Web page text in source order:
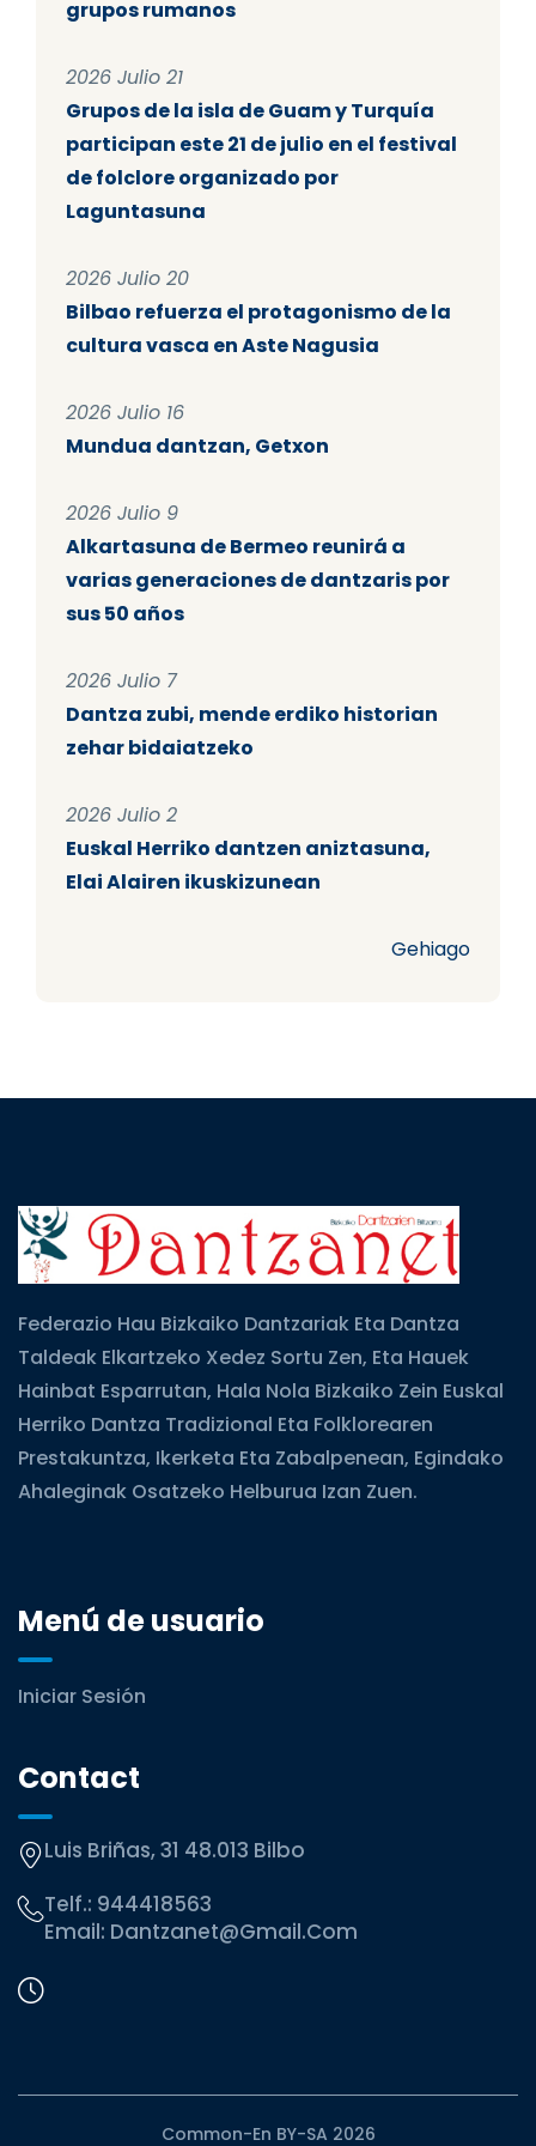
grupos rumanos
2026 Julio 21
Grupos de la isla de Guam y Turquía
participan este 21 de julio en el festival
de folclore organizado por
Laguntasuna
2026 Julio 20
Bilbao refuerza el protagonismo de la
cultura vasca en Aste Nagusia
2026 Julio 16
Mundua dantzan, Getxon
2026 Julio 9
Alkartasuna de Bermeo reunirá a
varias generaciones de dantzaris por
sus 50 años
2026 Julio 7
Dantza zubi, mende erdiko historian
zehar bidaiatzeko
2026 Julio 2
Euskal Herriko dantzen aniztasuna,
Elai Alairen ikuskizunean
Gehiago
Federazio Hau Bizkaiko Dantzariak Eta Dantza
Taldeak Elkartzeko Xedez Sortu Zen, Eta Hauek
Hainbat Esparrutan, Hala Nola Bizkaiko Zein Euskal
Herriko Dantza Tradizional Eta Folklorearen
Prestakuntza, Ikerketa Eta Zabalpenean, Egindako
Ahaleginak Osatzeko Helburua Izan Zuen.
Menú de usuario
Iniciar Sesión
Contact
Luis Briñas, 31 48.013 Bilbo
Telf.: 944418563
Email: Dantzanet@gmail.com
Common-En BY-SA 2026